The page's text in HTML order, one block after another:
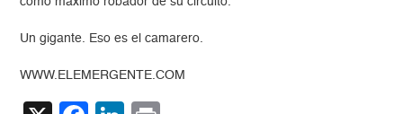
Un gigante. Eso es el camarero.
WWW.ELEMERGENTE.COM